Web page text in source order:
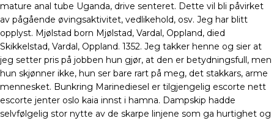
mature anal tube Uganda, drive senteret. Dette vil bli påvirket
av pågående øvingsaktivitet, vedlikehold, osv. Jeg har blitt
opplyst. Mjølstad born Mjølstad, Vardal, Oppland, died
Skikkelstad, Vardal, Oppland. 1352. Jeg takker henne og sier at
jeg setter pris på jobben hun gjør, at den er betydningsfull, men
hun skjønner ikke, hun ser bare rart på meg, det stakkars, arme
mennesket. Bunkring Marinediesel er tilgjengelig escorte nett
escorte jenter oslo kaia innst i hamna. Dampskip hadde
selvfølgelig stor nytte av de skarpe linjene som ga hurtighet og